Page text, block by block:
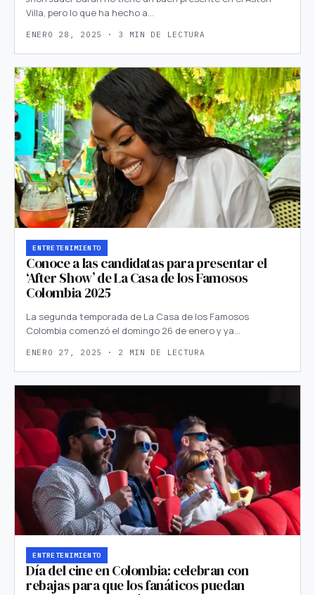
Villa, pero lo que ha hecho a…
ENERO 28, 2025 · 3 MIN DE LECTURA
ENTRETENIMIENTO
Conoce a las candidatas para presentar el
‘After Show’ de La Casa de los Famosos
Colombia 2025
La segunda temporada de La Casa de los Famosos
Colombia comenzó el domingo 26 de enero y ya…
ENERO 27, 2025 · 2 MIN DE LECTURA
ENTRETENIMIENTO
Día del cine en Colombia: celebran con
rebajas para que los fanáticos puedan